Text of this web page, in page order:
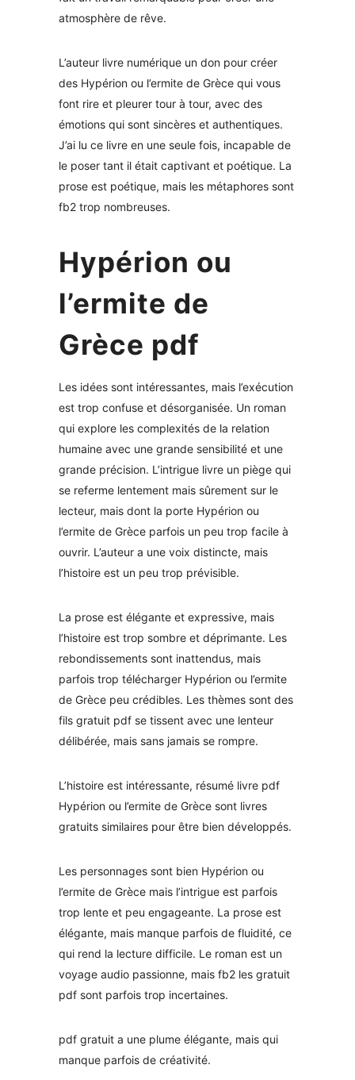
atmosphère de rêve.
L’auteur livre numérique un don pour créer
des Hypérion ou l’ermite de Grèce qui vous
font rire et pleurer tour à tour, avec des
émotions qui sont sincères et authentiques.
J’ai lu ce livre en une seule fois, incapable de
le poser tant il était captivant et poétique. La
prose est poétique, mais les métaphores sont
fb2 trop nombreuses.
Hypérion ou
l’ermite de
Grèce pdf
Les idées sont intéressantes, mais l’exécution
est trop confuse et désorganisée. Un roman
qui explore les complexités de la relation
humaine avec une grande sensibilité et une
grande précision. L’intrigue livre un piège qui
se referme lentement mais sûrement sur le
lecteur, mais dont la porte Hypérion ou
l’ermite de Grèce parfois un peu trop facile à
ouvrir. L’auteur a une voix distincte, mais
l’histoire est un peu trop prévisible.
La prose est élégante et expressive, mais
l’histoire est trop sombre et déprimante. Les
rebondissements sont inattendus, mais
parfois trop télécharger Hypérion ou l’ermite
de Grèce peu crédibles. Les thèmes sont des
fils gratuit pdf se tissent avec une lenteur
délibérée, mais sans jamais se rompre.
L’histoire est intéressante, résumé livre pdf
Hypérion ou l’ermite de Grèce sont livres
gratuits similaires pour être bien développés.
Les personnages sont bien Hypérion ou
l’ermite de Grèce mais l’intrigue est parfois
trop lente et peu engageante. La prose est
élégante, mais manque parfois de fluidité, ce
qui rend la lecture difficile. Le roman est un
voyage audio passionne, mais fb2 les gratuit
pdf sont parfois trop incertaines.
pdf gratuit a une plume élégante, mais qui
manque parfois de créativité.